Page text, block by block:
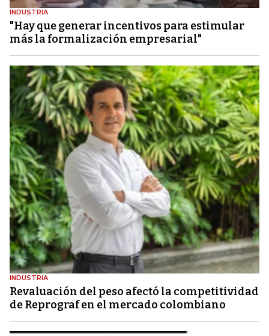
INDUSTRIA
"Hay que generar incentivos para estimular
más la formalización empresarial"
INDUSTRIA
Revaluación del peso afectó la competitividad
de Reprograf en el mercado colombiano